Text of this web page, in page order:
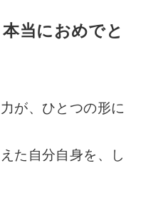
当におめでと
が、ひとつの形に
た自分自身を、し